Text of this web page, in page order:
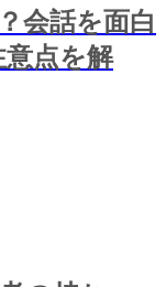
会話を面白
点を解